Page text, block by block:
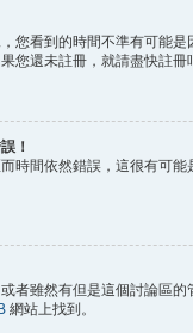
您看到的時間不準有可能
您還未註冊，就請盡快註冊
！
時間依然錯誤，這很有可
者雖然有但是這個討論區
網站上找到。